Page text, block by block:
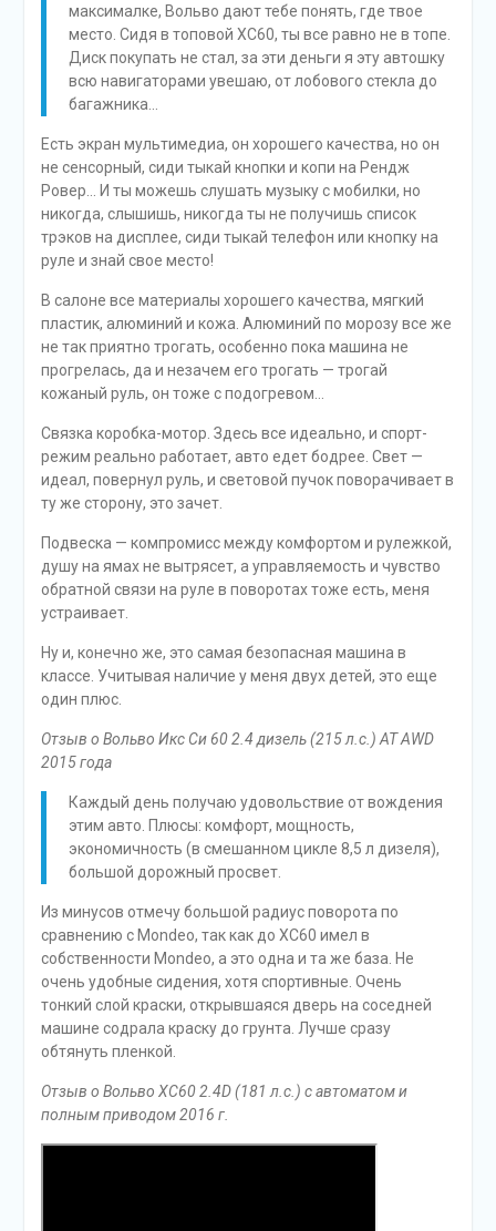
максималке, Вольво дают тебе понять, где твое
место. Сидя в топовой XC60, ты все равно не в топе.
Диск покупать не стал, за эти деньги я эту автошку
всю навигаторами увешаю, от лобового стекла до
багажника…
Есть экран мультимедиа, он хорошего качества, но он
не сенсорный, сиди тыкай кнопки и копи на Рендж
Ровер… И ты можешь слушать музыку с мобилки, но
никогда, слышишь, никогда ты не получишь список
трэков на дисплее, сиди тыкай телефон или кнопку на
руле и знай свое место!
В салоне все материалы хорошего качества, мягкий
пластик, алюминий и кожа. Алюминий по морозу все же
не так приятно трогать, особенно пока машина не
прогрелась, да и незачем его трогать — трогай
кожаный руль, он тоже с подогревом…
Связка коробка-мотор. Здесь все идеально, и спорт-
режим реально работает, авто едет бодрее. Свет —
идеал, повернул руль, и световой пучок поворачивает в
ту же сторону, это зачет.
Подвеска — компромисс между комфортом и рулежкой,
душу на ямах не вытрясет, а управляемость и чувство
обратной связи на руле в поворотах тоже есть, меня
устраивает.
Ну и, конечно же, это самая безопасная машина в
классе. Учитывая наличие у меня двух детей, это еще
один плюс.
Отзыв о Вольво Икс Си 60 2.4 дизель (215 л.с.) AT AWD
2015 года
Каждый день получаю удовольствие от вождения
этим авто. Плюсы: комфорт, мощность,
экономичность (в смешанном цикле 8,5 л дизеля),
большой дорожный просвет.
Из минусов отмечу большой радиус поворота по
сравнению с Mondeo, так как до XC60 имел в
собственности Mondeo, а это одна и та же база. Не
очень удобные сидения, хотя спортивные. Очень
тонкий слой краски, открывшаяся дверь на соседней
машине содрала краску до грунта. Лучше сразу
обтянуть пленкой.
Отзыв о Вольво XC60 2.4D (181 л.с.) с автоматом и
полным приводом 2016 г.